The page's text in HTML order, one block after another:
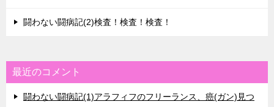
闘わない闘病記(2)検査！検査！検査！
最近のコメント
闘わない闘病記(1)アラフィフのフリーランス、癌(ガン)見つ